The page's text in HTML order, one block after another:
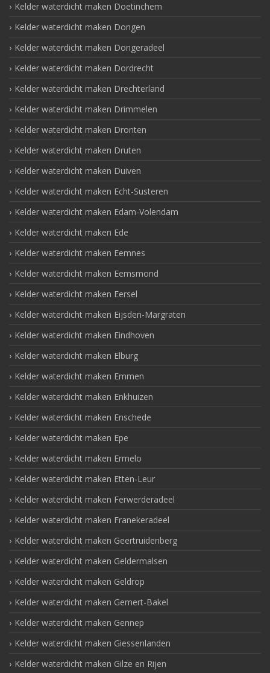
Kelder waterdicht maken Doetinchem
Kelder waterdicht maken Dongen
Kelder waterdicht maken Dongeradeel
Kelder waterdicht maken Dordrecht
Kelder waterdicht maken Drechterland
Kelder waterdicht maken Drimmelen
Kelder waterdicht maken Dronten
Kelder waterdicht maken Druten
Kelder waterdicht maken Duiven
Kelder waterdicht maken Echt-Susteren
Kelder waterdicht maken Edam-Volendam
Kelder waterdicht maken Ede
Kelder waterdicht maken Eemnes
Kelder waterdicht maken Eemsmond
Kelder waterdicht maken Eersel
Kelder waterdicht maken Eijsden-Margraten
Kelder waterdicht maken Eindhoven
Kelder waterdicht maken Elburg
Kelder waterdicht maken Emmen
Kelder waterdicht maken Enkhuizen
Kelder waterdicht maken Enschede
Kelder waterdicht maken Epe
Kelder waterdicht maken Ermelo
Kelder waterdicht maken Etten-Leur
Kelder waterdicht maken Ferwerderadeel
Kelder waterdicht maken Franekeradeel
Kelder waterdicht maken Geertruidenberg
Kelder waterdicht maken Geldermalsen
Kelder waterdicht maken Geldrop
Kelder waterdicht maken Gemert-Bakel
Kelder waterdicht maken Gennep
Kelder waterdicht maken Giessenlanden
Kelder waterdicht maken Gilze en Rijen